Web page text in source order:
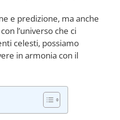
e predizione, ma anche
l’universo che ci
celesti, possiamo
in armonia con il